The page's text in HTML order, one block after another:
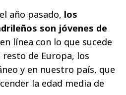
año pasado, los
son jóvenes de
en línea con lo que sucede
de Europa, los
y en nuestro país, que
la edad media de